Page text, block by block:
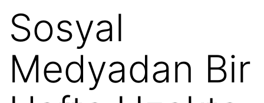
Sosyal
Medyadan Bir